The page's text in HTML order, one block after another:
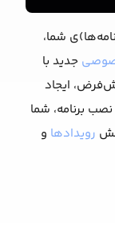
شما،
جدید با
ایجاد
برنامه، شما
رویدادها و